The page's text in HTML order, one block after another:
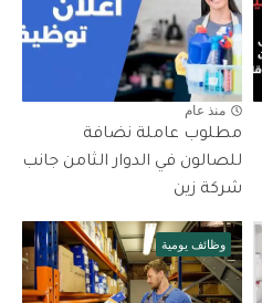
منذ عام
مطلوب عاملة نضافة
للصالون في الدوار الثامن جانب
شركة زين
وظائف يومية